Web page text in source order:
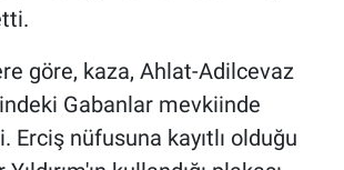
göre, kaza, Ahlat-Adilcevaz
Gabanlar mevkiinde
Erciş nüfusuna kayıtlı olduğu